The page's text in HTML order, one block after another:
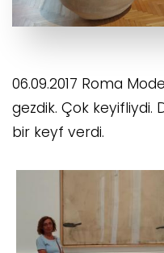
06.09.2017 Roma
gezdik. Çok keyifliydi.
bir keyf verdi.